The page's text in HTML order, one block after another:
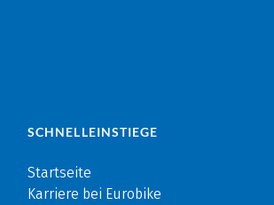
SCHNELLEINSTIEGE
Startseite
Karriere bei Eurobike